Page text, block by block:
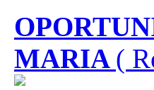
MARIA (